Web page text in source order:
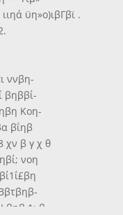
ϋη»ο)ιβΓβϊ .
ννβη-
βηββί-
Κοη-
βΐηβ
χν β γ χ θ
νοη
βηβ 1>β·